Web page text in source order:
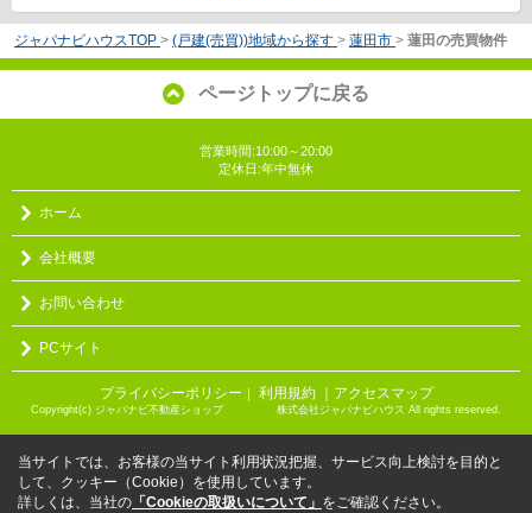
ジャパナビハウスTOP > (戸建(売買))地域から探す > 蓮田市 > 蓮田の売買物件
ページトップに戻る
営業時間:10:00～20:00
定休日:年中無休
ホーム
会社概要
お問い合わせ
PCサイト
プライバシーポリシー ｜ 利用規約 ｜アクセスマップ
Copyright(c) ジャパナビ不動産ショップ 株式会社ジャパナビハウス All rights reserved.
当サイトでは、お客様の当サイト利用状況把握、サービス向上検討を目的と
して、クッキー（Cookie）を使用しています。
詳しくは、当社の 「Cookieの取扱いについて」 をご確認ください。